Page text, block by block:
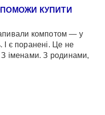
КУПИТИ
компотом — у
І є поранені. Це не
іменами. З родинами,